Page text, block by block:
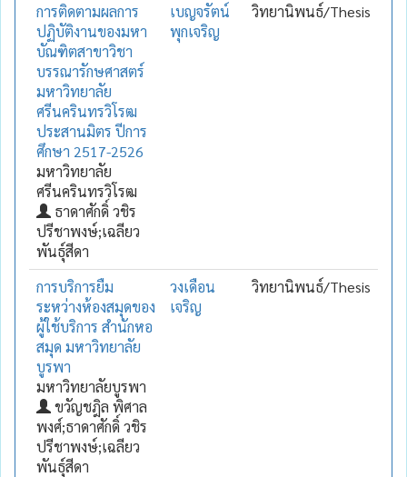
การติดตามผลการ
ปฏิบัติงานของมหา
บัณฑิตสาขาวิชา
บรรณารักษศาสตร์
มหาวิทยาลัย
ศรีนครินทรวิโรฒ
ประสานมิตร ปีการ
ศึกษา 2517-2526
มหาวิทยาลัย
ศรีนครินทรวิโรฒ
ธาดาศักดิ์ วชิร
ปรีชาพงษ์;เฉลียว
พันธุ์สีดา
เบญจรัตน์
พุกเจริญ
วิทยานิพนธ์/Thesis
การบริการยืม
ระหว่างห้องสมุดของ
ผู้ใช้บริการ สำนักหอ
สมุด มหาวิทยาลัย
บูรพา
มหาวิทยาลัยบูรพา
ขวัญชฎิล พิศาล
พงศ์;ธาดาศักดิ์ วชิร
ปรีชาพงษ์;เฉลียว
พันธุ์สีดา
วงเดือน
เจริญ
วิทยานิพนธ์/Thesis